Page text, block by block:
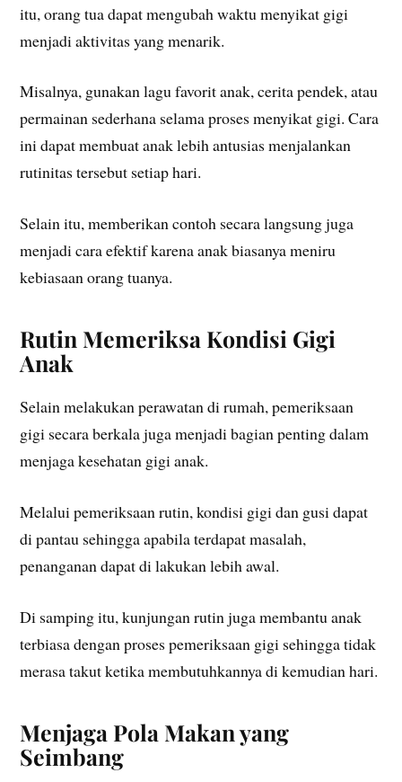
itu, orang tua dapat mengubah waktu menyikat gigi
menjadi aktivitas yang menarik.
Misalnya, gunakan lagu favorit anak, cerita pendek, atau
permainan sederhana selama proses menyikat gigi. Cara
ini dapat membuat anak lebih antusias menjalankan
rutinitas tersebut setiap hari.
Selain itu, memberikan contoh secara langsung juga
menjadi cara efektif karena anak biasanya meniru
kebiasaan orang tuanya.
Rutin Memeriksa Kondisi Gigi
Anak
Selain melakukan perawatan di rumah, pemeriksaan
gigi secara berkala juga menjadi bagian penting dalam
menjaga kesehatan gigi anak.
Melalui pemeriksaan rutin, kondisi gigi dan gusi dapat
di pantau sehingga apabila terdapat masalah,
penanganan dapat di lakukan lebih awal.
Di samping itu, kunjungan rutin juga membantu anak
terbiasa dengan proses pemeriksaan gigi sehingga tidak
merasa takut ketika membutuhkannya di kemudian hari.
Menjaga Pola Makan yang
Seimbang